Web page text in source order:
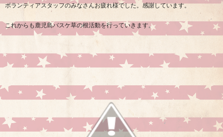
ボランティアスタッフのみなさんお疲れ様でした。感謝しています。
これからも鹿児島バスケ草の根活動を行っていきます。